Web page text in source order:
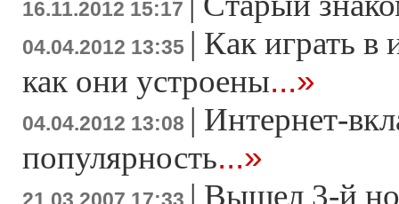
16.11.2012 15:17
04.04.2012 13:35 | Как играть в
как они устроены...»
04.04.2012 13:08 | Интернет-
популярность...»
| Вышел 3-й